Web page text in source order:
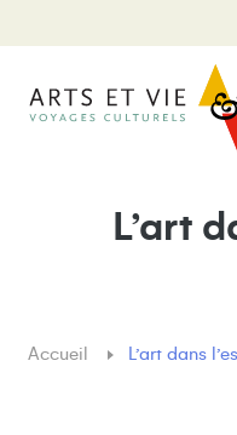
L’art
Accueil L’art dans